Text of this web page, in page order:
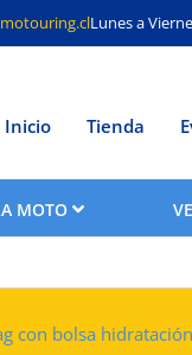
Lunes a
Inicio Tienda
MOTO
con bolsa hidratación